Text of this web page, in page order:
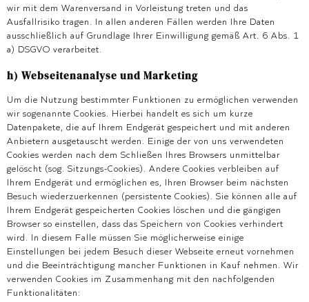
wir mit dem Warenversand in Vorleistung treten und das
Ausfallrisiko tragen. In allen anderen Fällen werden Ihre Daten
ausschließlich auf Grundlage Ihrer Einwilligung gemäß Art. 6 Abs. 1
a) DSGVO verarbeitet.
h) Webseitenanalyse und Marketing
Um die Nutzung bestimmter Funktionen zu ermöglichen verwenden
wir sogenannte Cookies. Hierbei handelt es sich um kurze
Datenpakete, die auf Ihrem Endgerät gespeichert und mit anderen
Anbietern ausgetauscht werden. Einige der von uns verwendeten
Cookies werden nach dem Schließen Ihres Browsers unmittelbar
gelöscht (sog. Sitzungs-Cookies). Andere Cookies verbleiben auf
Ihrem Endgerät und ermöglichen es, Ihren Browser beim nächsten
Besuch wiederzuerkennen (persistente Cookies). Sie können alle auf
Ihrem Endgerät gespeicherten Cookies löschen und die gängigen
Browser so einstellen, dass das Speichern von Cookies verhindert
wird. In diesem Falle müssen Sie möglicherweise einige
Einstellungen bei jedem Besuch dieser Webseite erneut vornehmen
und die Beeinträchtigung mancher Funktionen in Kauf nehmen. Wir
verwenden Cookies im Zusammenhang mit den nachfolgenden
Funktionalitäten: